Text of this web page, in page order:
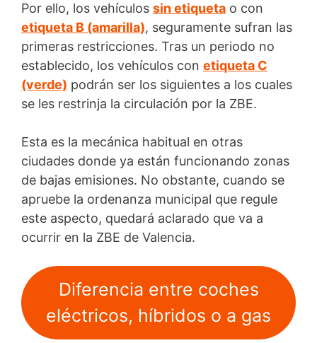
Por ello, los vehículos sin etiqueta o con
etiqueta B (amarilla), seguramente sufran las
primeras restricciones. Tras un periodo no
establecido, los vehículos con etiqueta C
(verde) podrán ser los siguientes a los cuales
se les restrinja la circulación por la ZBE.
Esta es la mecánica habitual en otras
ciudades donde ya están funcionando zonas
de bajas emisiones. No obstante, cuando se
apruebe la ordenanza municipal que regule
este aspecto, quedará aclarado que va a
ocurrir en la ZBE de Valencia.
Diferencia entre coches
eléctricos, híbridos o a gas